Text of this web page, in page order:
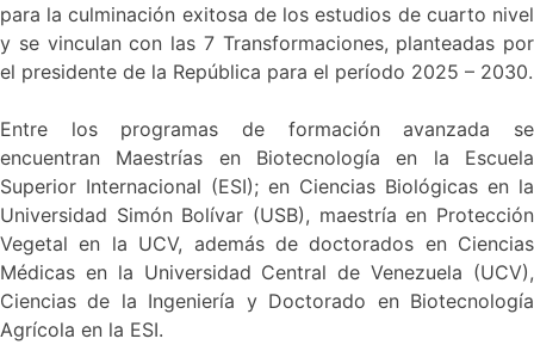
para la culminación exitosa de los estudios de cuarto nivel
y se vinculan con las 7 Transformaciones, planteadas por
el presidente de la República para el período 2025 – 2030.
Entre los programas de formación avanzada se
encuentran Maestrías en Biotecnología en la Escuela
Superior Internacional (ESI); en Ciencias Biológicas en la
Universidad Simón Bolívar (USB), maestría en Protección
Vegetal en la UCV, además de doctorados en Ciencias
Médicas en la Universidad Central de Venezuela (UCV),
Ciencias de la Ingeniería y Doctorado en Biotecnología
Agrícola en la ESI.